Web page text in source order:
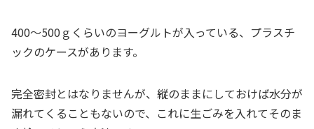
400～500ｇくらいのヨーグルトが入っている、プラスチ
ックのケースがあります。
完全密封とはなりませんが、縦のままにしておけば水分が
漏れてくることもないので、これに生ごみを入れてそのま